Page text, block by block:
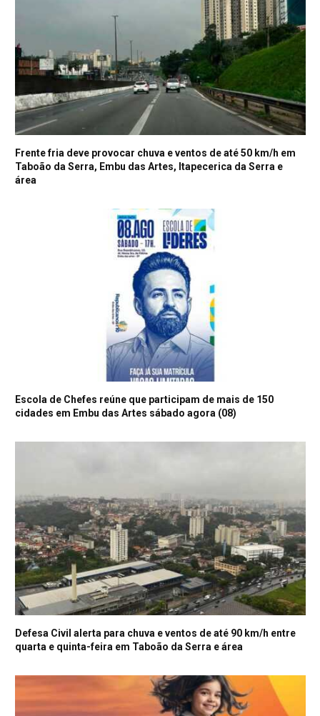
Frente fria deve provocar chuva e ventos de até 50 km/h em
Taboão da Serra, Embu das Artes, Itapecerica da Serra e
área
Escola de Chefes reúne que participam de mais de 150
cidades em Embu das Artes sábado agora (08)
Defesa Civil alerta para chuva e ventos de até 90 km/h entre
quarta e quinta-feira em Taboão da Serra e área